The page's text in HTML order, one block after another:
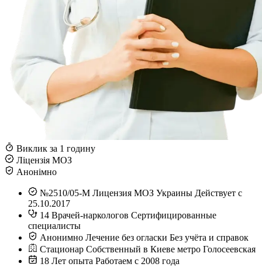
Виклик за 1 годину
Ліцензія МОЗ
Анонімно
№2510/05-М Лицензия МОЗ Украины Действует с
25.10.2017
14 Врачей-наркологов Сертифицированные
специалисты
Анонимно Лечение без огласки Без учёта и справок
Стационар Собственный в Киеве метро Голосеевская
18 Лет опыта Работаем с 2008 года